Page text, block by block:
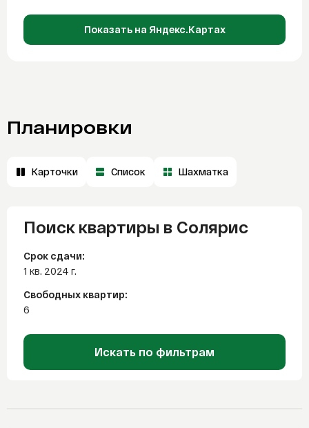
Показать на Яндекс.Картах
Планировки
Карточки Список Шахматка
Поиск квартиры в Солярис
Срок сдачи:
1 кв. 2024 г.
Свободных квартир:
6
Искать по фильтрам